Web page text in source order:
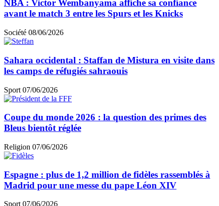
NBA : Victor Wembanyama affiche sa confiance
avant le match 3 entre les Spurs et les Knicks
Société 08/06/2026
Sahara occidental : Staffan de Mistura en visite dans
les camps de réfugiés sahraouis
Sport 07/06/2026
Coupe du monde 2026 : la question des primes des
Bleus bientôt réglée
Religion 07/06/2026
Espagne : plus de 1,2 million de fidèles rassemblés à
Madrid pour une messe du pape Léon XIV
Sport 07/06/2026